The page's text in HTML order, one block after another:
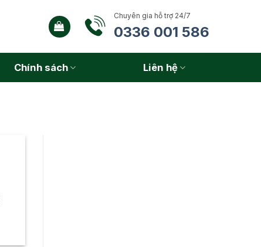
Chuyên gia hỗ trợ 24/7
0336 001 586
Chính sách Liên hệ